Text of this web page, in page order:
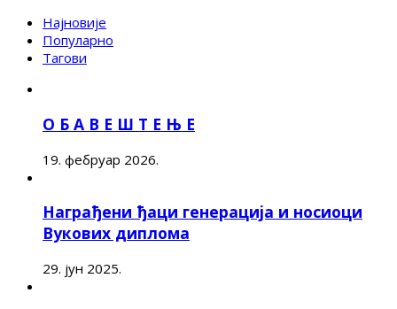
Најновије
Популарно
Тагови
О Б А В Е Ш Т Е Њ Е
19. фебруар 2026.
Награђени ђаци генерација и носиоци
Вукових диплома
29. јун 2025.